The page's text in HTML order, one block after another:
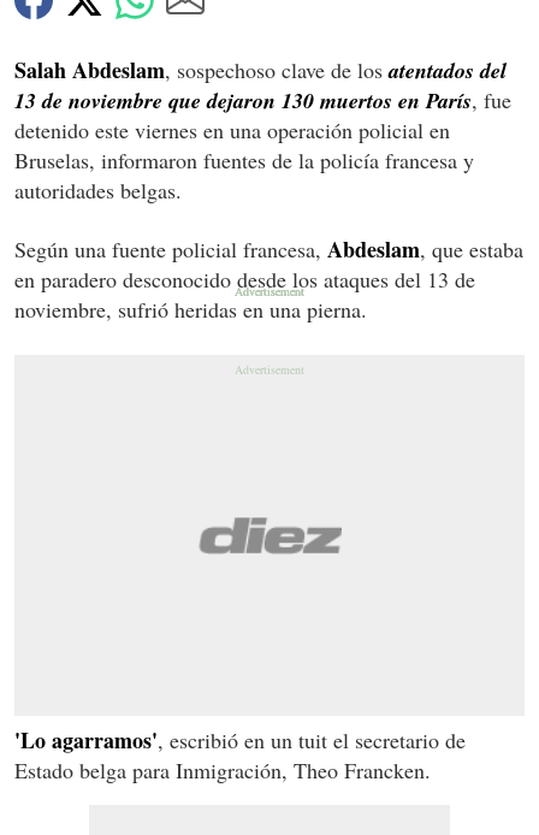
Salah Abdeslam, sospechoso clave de losatentados del
13 de noviembre que dejaron 130 muertos en París, fue
detenido este viernes en una operación policial en
Bruselas, informaron fuentes de la policía francesa y
autoridades belgas.
Según una fuente policial francesa, Abdeslam, que estaba
en paradero desconocido desde los ataques del 13 de
noviembre, sufrió heridas en una pierna.
'Lo agarramos', escribió en un tuit el secretario de
Estado belga para Inmigración, Theo Francken.